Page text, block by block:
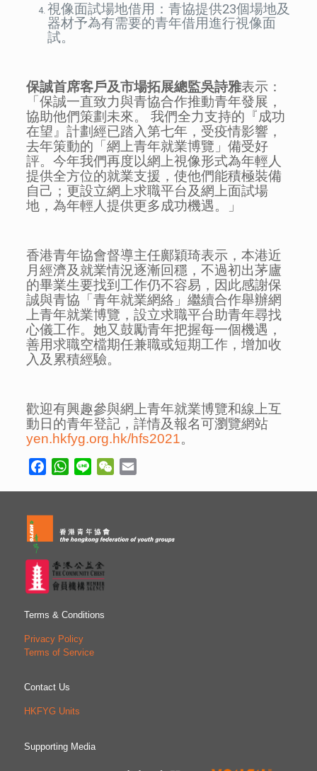
視像面試場地借用：青協提供23個場地及
器材予為有需要的青年借用進行視像面
試。
保誠首席客戶及市場拓展總監吳詩雅表示：
「保誠一直致力與青協合作推動青年發展，
協助他們策劃未來。 我們全力支持的『成功
在望』計劃經已踏入第七年，受疫情影響，
去年策動的「網上青年就業博覽」備受好
評。今年我們再度以網上視像形式為年輕人
提供全方位的就業支援，使他們能積極裝備
自己；更設立網上求職平台及網上面試場
地，為年輕人提供更多成功機遇。」
香港青年協會督導主任鄺穎琦表示，本港近
月經濟及就業情況逐漸回穩，不過初出茅廬
的畢業生要找到工作仍不容易，因此感謝保
誠與青協「青年就業網絡」繼續合作舉辦網
上青年就業博覽，設立求職平台助青年尋找
心儀工作。她又鼓勵青年把握每一個機遇，
善用求職空檔期任兼職或短期工作，增加收
入及累積經驗。
歡迎有興趣參與網上青年就業博覽和線上互
動日的青年登記，詳情及報名可瀏覽網站
yen.hkfyg.org.hk/hfs2021。
FacebookWhatsApp
Line WeChat
Terms & Conditions
Privacy Policy
Terms of Service
Contact Us
HKFYG Units
Supporting Media